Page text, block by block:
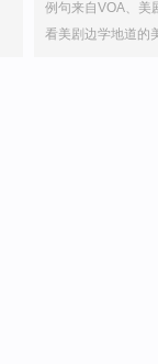
例句来自VOA、美
看美剧边学地道的